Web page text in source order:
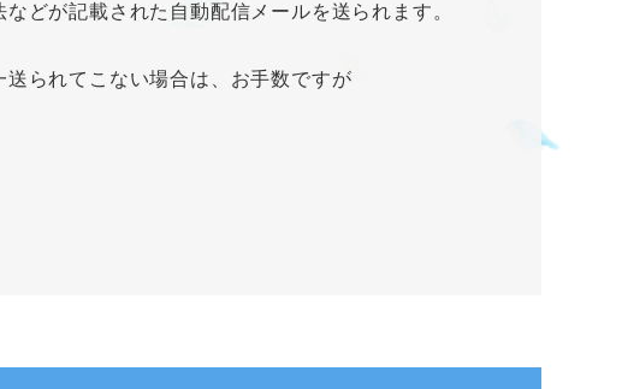
どが記載された自動配信メールを送られます。
られてこない場合は、お手数ですが